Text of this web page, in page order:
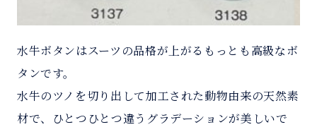
水牛ボタンはスーツの品格が上がるもっとも高級なボ
タンです。
水牛のツノを切り出して加工された動物由来の天然素
材で、ひとつひとつ違うグラデーションが美しいで